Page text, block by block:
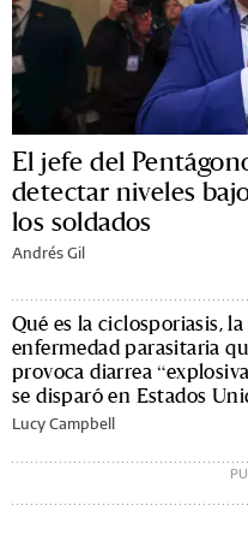
El jefe del
detectar niveles
los soldados
Andrés Gil
Qué es la ciclosporiasis, la
enfermedad parasitaria
provoca diarrea
se disparó en Estados
Lucy Campbell